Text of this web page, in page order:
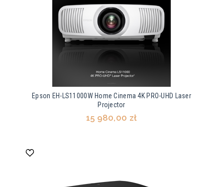
Epson EH-LS11000W Home Cinema 4K PRO-UHD Laser
Projector
15 980,00 zł